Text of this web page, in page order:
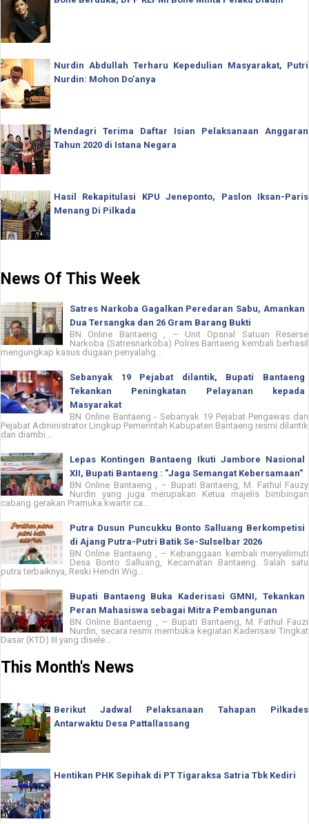
Nurdin Abdullah Terharu Kepedulian Masyarakat, Putri
Nurdin: Mohon Do'anya
Mendagri Terima Daftar Isian Pelaksanaan Anggaran
Tahun 2020 di Istana Negara
Hasil Rekapitulasi KPU Jeneponto, Paslon Iksan-Paris
Menang Di Pilkada
News Of This Week
Satres Narkoba Gagalkan Peredaran Sabu, Amankan
Dua Tersangka dan 26 Gram Barang Bukti
BN Online Bantaeng , – Unit Opsnal Satuan Reserse
Narkoba (Satresnarkoba) Polres Bantaeng kembali berhasil
mengungkap kasus dugaan penyalahg...
Sebanyak 19 Pejabat dilantik, Bupati Bantaeng
Tekankan Peningkatan Pelayanan kepada
Masyarakat
BN Online Bantaeng - Sebanyak 19 Pejabat Pengawas dan
Pejabat Administrator Lingkup Pemerintah Kabupaten Bantaeng resmi dilantik
dan diambi...
Lepas Kontingen Bantaeng Ikuti Jambore Nasional
XII, Bupati Bantaeng : "Jaga Semangat Kebersamaan"
BN Online Bantaeng , – Bupati Bantaeng, M. Fathul Fauzy
Nurdin yang juga merupakan Ketua majelis bimbingan
cabang gerakan Pramuka kwartir ca...
Putra Dusun Puncukku Bonto Salluang Berkompetisi
di Ajang Putra-Putri Batik Se-Sulselbar 2026
BN Online Bantaeng , – Kebanggaan kembali menyelimuti
Desa Bonto Salluang, Kecamatan Bantaeng. Salah satu
putra terbaiknya, Reski Hendri Wig...
Bupati Bantaeng Buka Kaderisasi GMNI, Tekankan
Peran Mahasiswa sebagai Mitra Pembangunan
BN Online Bantaeng , – Bupati Bantaeng, M. Fathul Fauzi
Nurdin, secara resmi membuka kegiatan Kaderisasi Tingkat
Dasar (KTD) III yang disele...
This Month's News
Berikut Jadwal Pelaksanaan Tahapan Pilkades
Antarwaktu Desa Pattallassang
Hentikan PHK Sepihak di PT Tigaraksa Satria Tbk Kediri